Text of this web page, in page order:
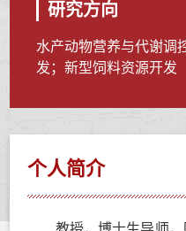
研究方向
水产动物营养与代谢调
发；新型饲料资源开发
个人简介